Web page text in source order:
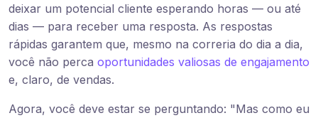
deixar um potencial cliente esperando horas — ou até
dias — para receber uma resposta. As respostas
rápidas garantem que, mesmo na correria do dia a dia,
você não perca oportunidades valiosas de engajamento
e, claro, de vendas.
Agora, você deve estar se perguntando: "Mas como eu